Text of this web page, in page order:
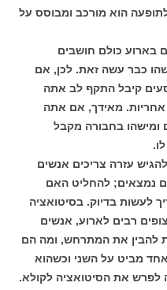
הוא מורכב ומבוסס על
בארוע כולם חושבים
כבר עשה זאת. לכן, אם
קיבל התקף לב אתה
אחריות. מאידך, אם אתה
ומישהו בחבורה מקבל
עזרה צריכים אנשים
נמצאים; להחליט האם
לעשות בדיוק. בסיטואציה
רבים לארוע, אנשים
להבין את המתרחש, ומה הם
מביט על השני וכשהוא
לפרש את הסיטואציה לקולא.